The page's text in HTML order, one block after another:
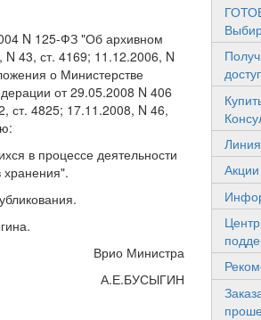
N 125-ФЗ "Об архивном
43, ст. 4169; 11.12.2006, N
о Министерстве
от 29.05.2008 N 406
ст. 4825; 17.11.2008, N 46,
в процессе деятельности
хранения".
Врио Министра
А.Е.БУСЫГИН